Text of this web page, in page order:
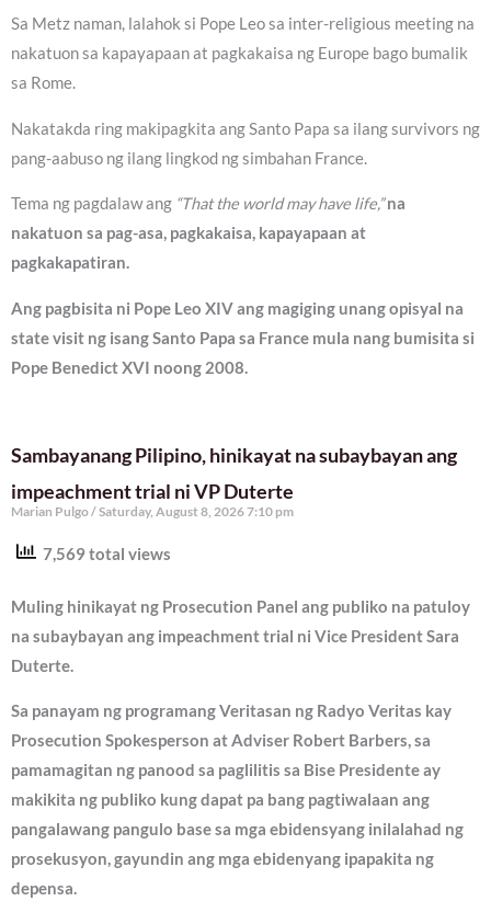
Sa Metz naman, lalahok si Pope Leo sa inter-religious meeting na
nakatuon sa kapayapaan at pagkakaisa ng Europe bago bumalik
sa Rome.
Nakatakda ring makipagkita ang Santo Papa sa ilang survivors ng
pang-aabuso ng ilang lingkod ng simbahan France.
Tema ng pagdalaw ang “That the world may have life,”na
nakatuon sa pag-asa, pagkakaisa, kapayapaan at
pagkakapatiran.
Ang pagbisita ni Pope Leo XIV ang magiging unang opisyal na
state visit ng isang Santo Papa sa France mula nang bumisita si
Pope Benedict XVI noong 2008.
Sambayanang Pilipino, hinikayat na subaybayan ang
impeachment trial ni VP Duterte
Marian Pulgo Saturday, August 8, 2026 7:10 pm
7,569 total views
Muling hinikayat ng Prosecution Panel ang publiko na patuloy
na subaybayan ang impeachment trial ni Vice President Sara
Duterte.
Sa panayam ng programang Veritasan ng Radyo Veritas kay
Prosecution Spokesperson at Adviser Robert Barbers, sa
pamamagitan ng panood sa paglilitis sa Bise Presidente ay
makikita ng publiko kung dapat pa bang pagtiwalaan ang
pangalawang pangulo base sa mga ebidensyang inilalahad ng
prosekusyon, gayundin ang mga ebidenyang ipapakita ng
depensa.